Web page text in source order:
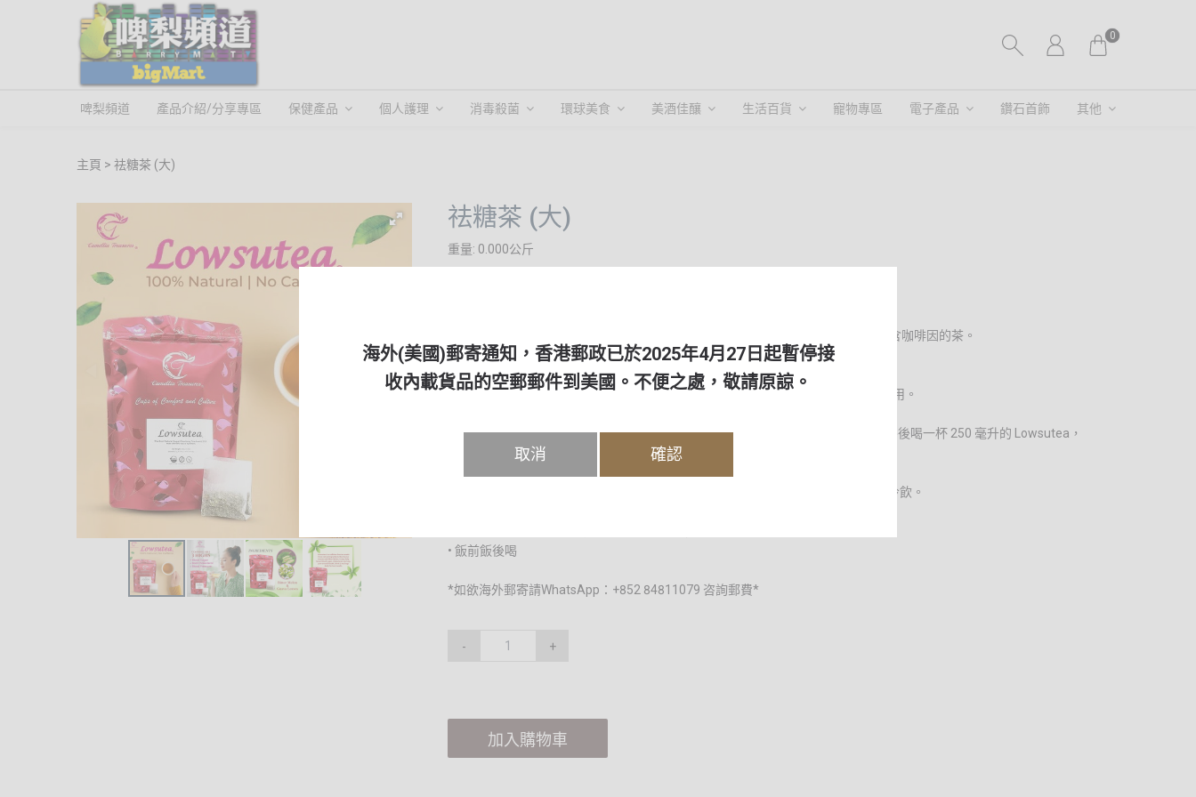
0
啤梨頻道 產品介紹/分享專區 保健產品 個人護理 消毒殺菌 環球美食 美酒佳釀 生活百貨 寵物專區 電子產品 鑽石首飾 其他
主頁 祛糖茶 (大)
祛糖茶 (大)
重量: 0.000公斤
Lowsutea 採用 100% 天然成分製成，包括番石榴葉和苦瓜。 Lowsutea 是一種不含咖啡因的茶。
飲用須知
每天應使用兩個 Lowsutea 茶包，總共可沖泡 8 杯 250ml Lowsutea。適合30天食用。
每餐前後應喝一杯 250 毫升。為了進一步幫助整個晚上保持更好的血糖水平，晚餐後喝一杯 250 毫升的 Lowsutea，
睡前 1 小時喝一杯 250 毫升的 Lowsutea。
Lowsutea 不含咖啡因，因此不會影響您的睡眠。浸泡後，Lowsutea 可以熱飲或冷飲。
• 飯前飯後喝
*如欲海外郵寄請WhatsApp：+852 84811079 咨詢郵費*
- +
加入購物車
海外(美國)郵寄通知，香港郵政已於2025年4月27日起暫停接
收內載貨品的空郵郵件到美國。不便之處，敬請原諒。
取消 確認